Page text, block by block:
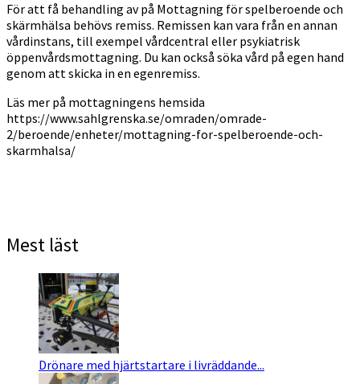
För att få behandling av på Mottagning för spelberoende och
skärmhälsa behövs remiss. Remissen kan vara från en annan
vårdinstans, till exempel vårdcentral eller psykiatrisk
öppenvårdsmottagning. Du kan också söka vård på egen hand
genom att skicka in en egenremiss.
Läs mer på mottagningens hemsida
https://www.sahlgrenska.se/omraden/omrade-
2/beroende/enheter/mottagning-for-spelberoende-och-
skarmhalsa/
Mest läst
Drönare med hjärtstartare i livräddande...